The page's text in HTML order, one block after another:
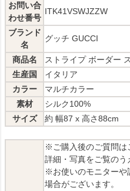
お問い合
わせ番号
ITK41VSWJZZW
ブランド
名
グッチ GUCCI
商品名
ストライプ ボーダー
生産国
イタリア
カラー
マルチカラー
素材
シルク100%
サイズ
約 幅87 x 高さ88cm
※ご購入後のご質問は
詳細・写真をご覧のう
※お使いのモニターや
場合がございます。